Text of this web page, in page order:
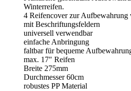
Winterreifen.
4 Reifencover zur Aufbewahrung
mit Beschriftungsfeldern
universell verwendbar
einfache Anbringung
faltbar für bequeme
max. 17" Reifen
Breite 275mm
Durchmesser 60cm
robustes PP Material